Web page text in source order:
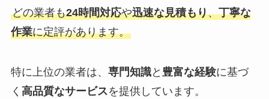
どの業者も24時間対応や迅速な見積もり、丁寧な
作業に定評があります。
特に上位の業者は、 専門知識と 豊富な経験に基づ
く 高品質なサービスを提供しています。